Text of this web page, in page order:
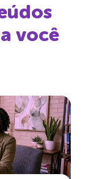
você